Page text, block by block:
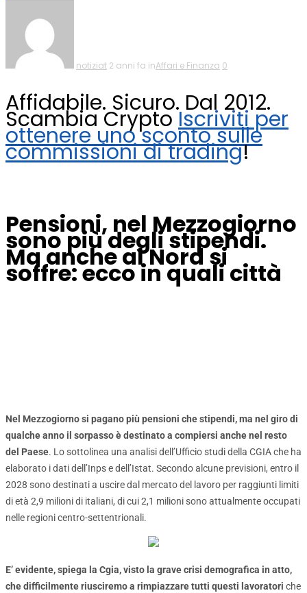
notiziat 2 anni fa inAffari e Finanza 0
Affidabile. Sicuro. Dal 2012.
Scambia CryptoIscriviti per
ottenere uno sconto sulle
commissioni di trading!
Pensioni, nel Mezzogiorno
sono più degli stipendi.
Ma anche al Nord si
soffre: ecco in quali città
Nel Mezzogiorno si pagano più pensioni che stipendi, ma nel giro di
qualche anno il sorpasso è destinato a compiersi anche nel resto
del Paese. Lo sottolinea una analisi dell’Ufficio studi della CGIA che ha
elaborato i dati dell’Inps e dell’Istat. Secondo alcune previsioni, entro il
2028 sono destinati a uscire dal mercato del lavoro per raggiunti limiti
di età 2,9 milioni di italiani, di cui 2,1 milioni sono attualmente occupati
nelle regioni centro-settentrionali.
E’ evidente, spiega la Cgia, visto la grave crisi demografica in atto,
che difficilmente riusciremo a rimpiazzare tutti questi lavoratori che